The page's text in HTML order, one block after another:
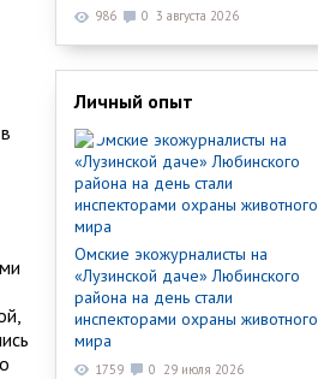
986 0 3 августа 2026
Личный опыт
Омские экожурналисты на
«Лузинской даче» Любинского
района на день стали
инспекторами охраны животного
мира
1759 0 29 июля 2026